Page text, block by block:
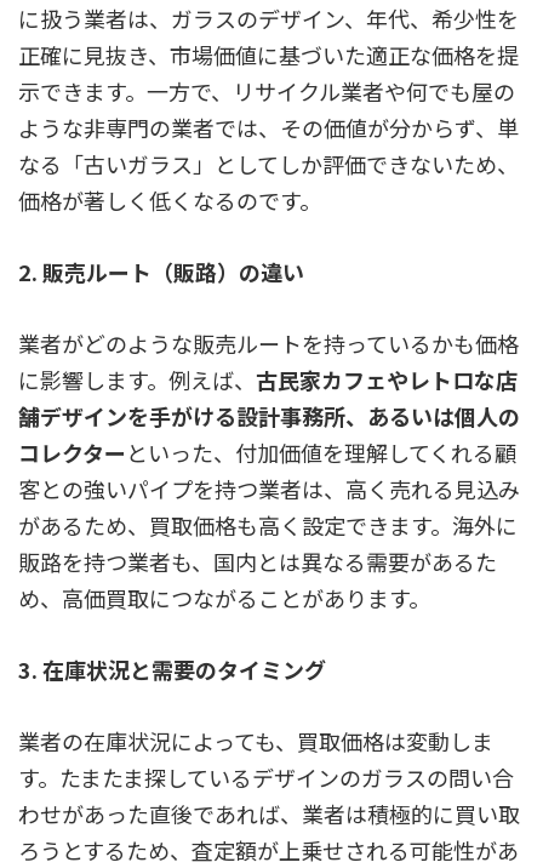
に扱う業者は、ガラスのデザイン、年代、希少性を
正確に見抜き、市場価値に基づいた適正な価格を提
示できます。一方で、リサイクル業者や何でも屋の
ような非専門の業者では、その価値が分からず、単
なる「古いガラス」としてしか評価できないため、
価格が著しく低くなるのです。
2. 販売ルート（販路）の違い
業者がどのような販売ルートを持っているかも価格
に影響します。例えば、 古民家カフェやレトロな店
舗デザインを手がける設計事務所、あるいは個人の
コレクターといった、付加価値を理解してくれる顧
客との強いパイプを持つ業者は、高く売れる見込み
があるため、買取価格も高く設定できます。海外に
販路を持つ業者も、国内とは異なる需要があるた
め、高価買取につながることがあります。
3. 在庫状況と需要のタイミング
業者の在庫状況によっても、買取価格は変動しま
す。たまたま探しているデザインのガラスの問い合
わせがあった直後であれば、業者は積極的に買い取
ろうとするため、査定額が上乗せされる可能性があ